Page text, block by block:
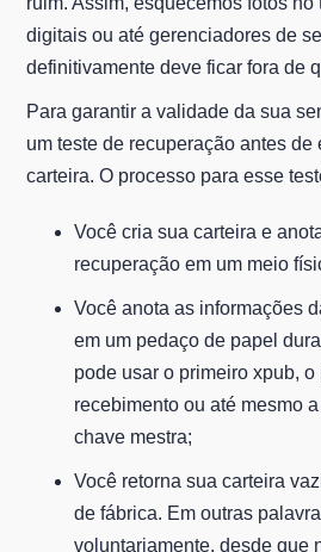
digitais ou até gerenciadores de
definitivamente deve ficar fora de
Para garantir a validade da sua
um teste de recuperação antes de
carteira. O processo para esse
Você cria sua carteira e
recuperação em um meio
Você anota as informações
em um pedaço de papel
pode usar o primeiro xpub,
recebimento ou até mesmo
chave mestra;
Você retorna sua carteira
de fábrica. Em outras
voluntariamente, desde que